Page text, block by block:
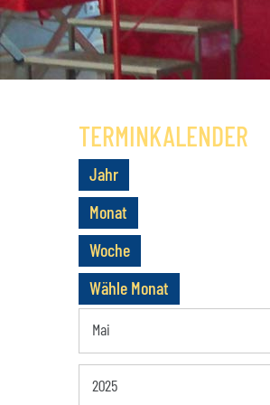
NUTZUNGSBEISPIELE
KONDITIONEN
GESCHICHTE
TERMINKALENDER
Jahr
Monat
Woche
Wähle Monat